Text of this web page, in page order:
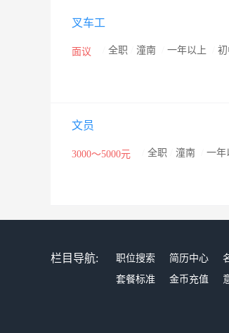
叉车工
面议 全职 潼南 一年以上 初
文员
3000～5000元 全职 潼南 一年
栏目导航: 职位搜索 简历中心
套餐标准
金币充值